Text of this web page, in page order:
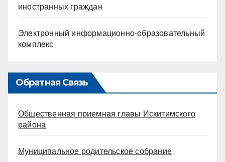
иностранных граждан
Электронный информационно-образовательный
комплекс
Обратная Связь
Общественная приемная главы Искитимского
района
Муниципальное родительское собрание